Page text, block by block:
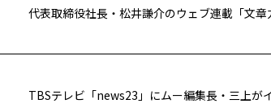
TBSテレビ「news23」にムー編集長・三上が